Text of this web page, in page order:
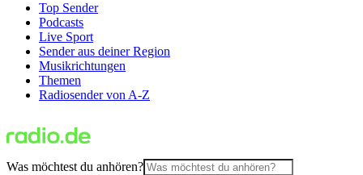
Top Sender
Podcasts
Live Sport
Sender aus deiner Region
Musikrichtungen
Themen
Radiosender von A-Z
Was möchtest du anhören?